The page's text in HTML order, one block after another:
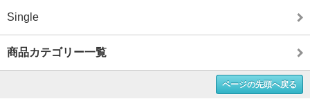
Single
商品カテゴリー一覧
ページの先頭へ戻る